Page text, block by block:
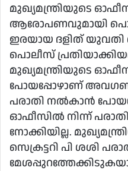
മുഖ്യമന്ത്രിയുടെ
ആരോപണവുമായി
ഇരയായ ദളിത് യുവതി
പൊലീസ്
മുഖ്യമന്ത്രിയുടെ
പോയപ്പോഴാണ്
പരാതി നൽകാൻ
ഓഫീസിൽ നിന്ന്
നോക്കിയില്ല.
സെക്രട്ടറി പി ശശി